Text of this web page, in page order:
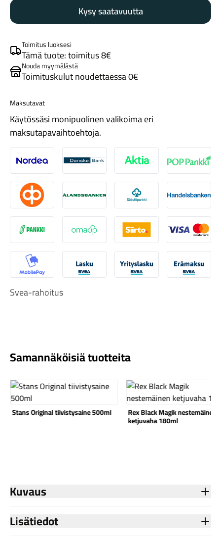
Kaupunkisähköpyörät
Tarvikkeet
Renkaat
Komponentit
Kysy saatavuutta
Toimitus luoksesi
Tämä tuote: toimitus 8€
Nouda myymälästä
Toimituskulut noudettaessa 0€
Maksutavat
Käytössäsi monipuolinen valikoima eri
maksutapavaihtoehtoja.
Nordea Danske Aktia Pop-
Osuuspankki Ålandsbanken Säästöpankki
S-Pankki Omasp Siirto Visa &
MobilePay Svea Lasku Svea yrityslaskuSvea
Svea-rahoitus
Samannäköisiä tuotteita
Katso tuote
Stans Original tiivistysaine 500ml
Katso tuote
Rex Black Magik nestemäinen
ketjuvaha 180ml
Kuvaus
Lisätiedot